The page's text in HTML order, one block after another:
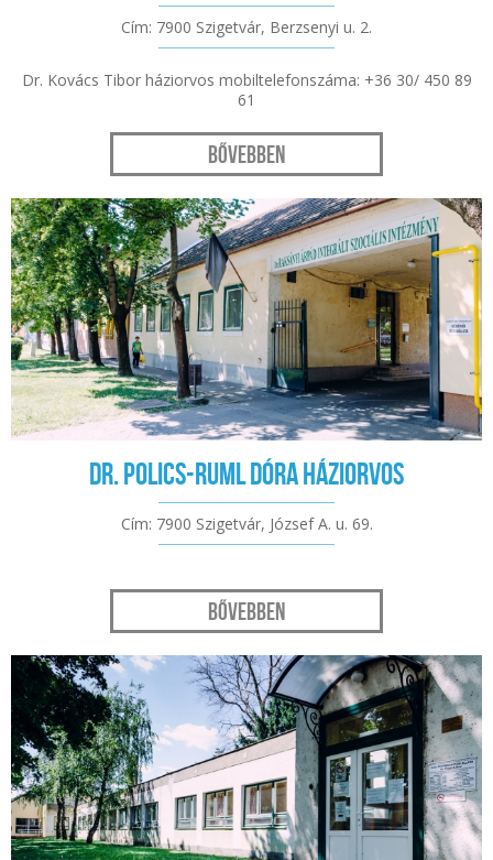
Cím: 7900 Szigetvár, Berzsenyi u. 2.
Dr. Kovács Tibor háziorvos mobiltelefonszáma: +36 30/ 450 89
61
Bővebben
Dr. Polics-Ruml Dóra háziorvos
Cím: 7900 Szigetvár, József A. u. 69.
Bővebben